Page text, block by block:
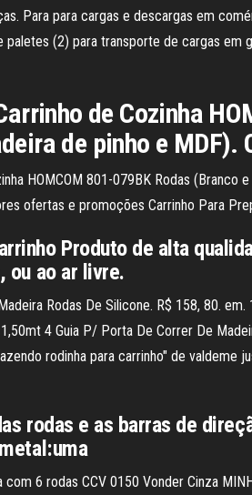
Para para cargas e descargas em
(2) para transporte de cargas
de Cozinha
de pinho e MDF).
HOMCOM 801-079BK Rodas
ofertas e promoções Carrinho Para
Produto de alta
ou ao ar livre.
Rodas De Silicone. R$ 158, 80.
4 Guia P/ Porta De Correr De
rodinha para carrinho" de valdeme
rodas e as barras de
6 rodas CCV 0150 Vonder Cinza